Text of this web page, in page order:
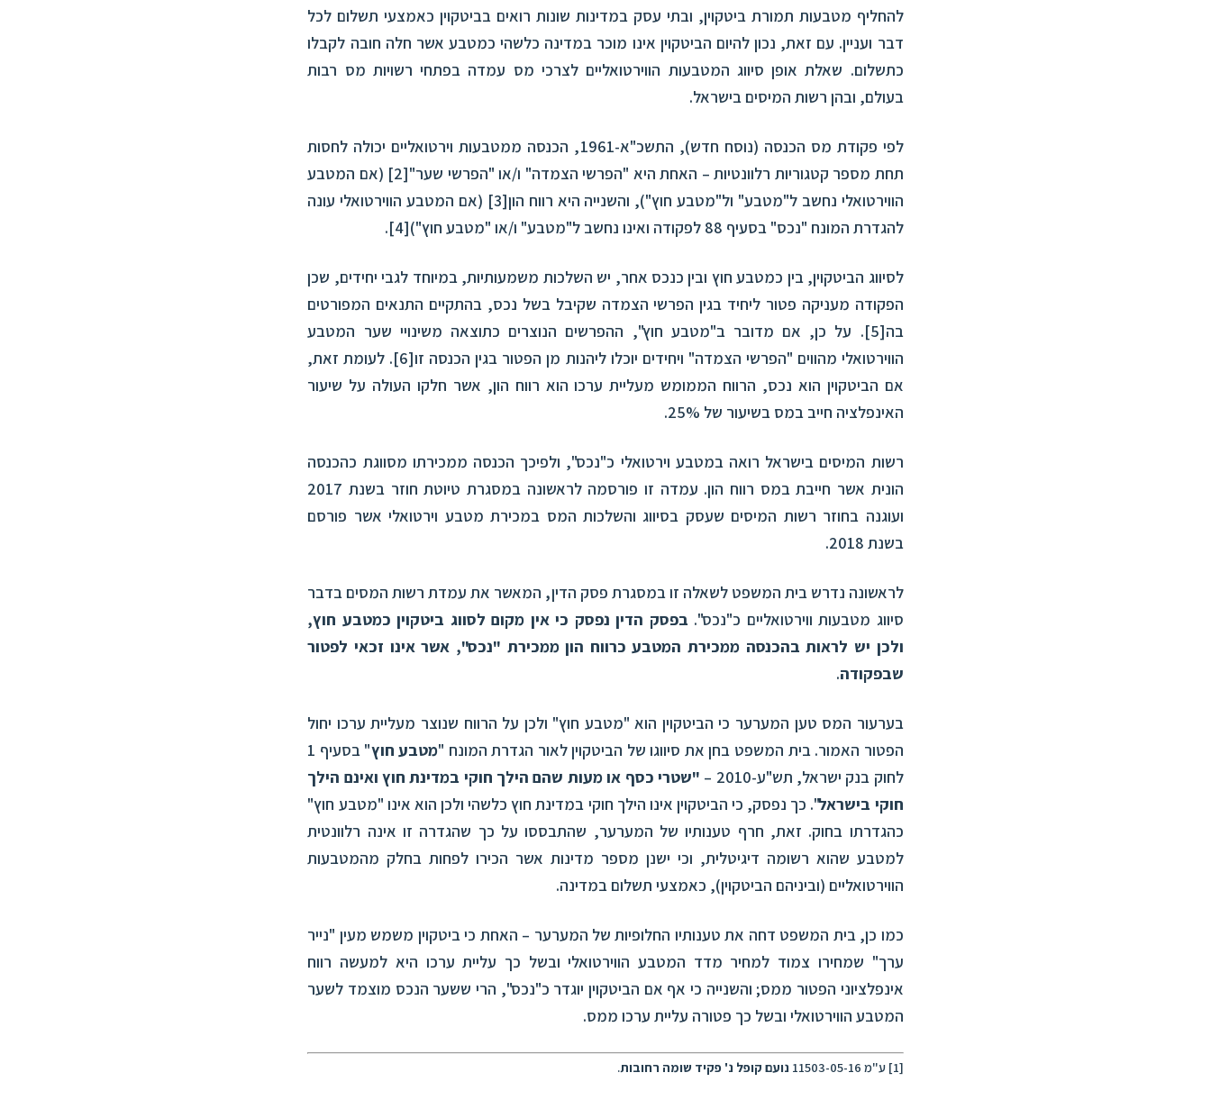
להחליף מטבעות תמורת ביטקוין, ובתי עסק במדינות שונות רואים בביטקוין כאמצעי תשלום לכל
דבר ועניין. עם זאת, נכון להיום הביטקוין אינו מוכר במדינה כלשהי כמטבע אשר חלה חובה לקבלו
כתשלום. שאלת אופן סיווג המטבעות הווירטואליים לצרכי מס עמדה בפתחי רשויות מס רבות
בעולם, ובהן רשות המיסים בישראל.
לפי פקודת מס הכנסה (נוסח חדש), התשכ"א-1961, הכנסה ממטבעות וירטואליים יכולה לחסות
תחת מספר קטגוריות רלוונטיות – האחת היא "הפרשי הצמדה" ו/או "הפרשי שער"[2]
(אם המטבע
הווירטואלי נחשב ל"מטבע" ול"מטבע חוץ"), והשנייה היא רווח הון[3]
(אם המטבע הווירטואלי עונה
להגדרת המונח "נכס" בסעיף 88 לפקודה ואינו נחשב ל"מטבע" ו/או "מטבע חוץ")
[4]
.
לסיווג הביטקוין, בין כמטבע חוץ ובין כנכס אחר, יש השלכות משמעותיות, במיוחד לגבי יחידים, שכן
הפקודה מעניקה פטור ליחיד בגין הפרשי הצמדה שקיבל בשל נכס, בהתקיים התנאים המפורטים
בה[5]
. על כן, אם מדובר ב"מטבע חוץ", ההפרשים הנוצרים כתוצאה משינויי שער המטבע
הווירטואלי מהווים "הפרשי הצמדה" ויחידים יוכלו ליהנות מן הפטור בגין הכנסה זו[6]
. לעומת זאת,
אם הביטקוין הוא נכס, הרווח הממומש מעליית ערכו הוא רווח הון, אשר חלקו העולה על שיעור
האינפלציה חייב במס בשיעור של 25%.
רשות המיסים בישראל רואה במטבע וירטואלי כ"נכס", ולפיכך הכנסה ממכירתו מסווגת כהכנסה
הונית אשר חייבת במס רווח הון. עמדה זו פורסמה לראשונה במסגרת טיוטת חוזר
בשנת 2017
ועוגנה בחוזר רשות המיסים שעסק בסיווג והשלכות המס במכירת מטבע וירטואליאשר פורסם
בשנת 2018.
לראשונה נדרש בית המשפט לשאלה זו במסגרת פסק הדין, המאשר את עמדת רשות המסים בדבר
סיווג מטבעות ווירטואליים כ"נכס". בפסק הדין נפסק כי אין מקום לסווג ביטקוין כמטבע חוץ,
ולכן יש לראות בהכנסה ממכירת המטבע כרווח הון ממכירת "נכס", אשר אינו זכאי לפטור
שבפקודה.
בערעור המס טען המערער כי הביטקוין הוא "מטבע חוץ" ולכן על הרווח שנוצר מעליית ערכו יחול
הפטור האמור. בית המשפט בחן את סיווגו של הביטקוין לאור הגדרת המונח "מטבע חוץ
" בסעיף 1
לחוק בנק ישראל, תש"ע-2010 –
"שטרי כסף או מעות שהם הילך חוקי במדינת חוץ ואינם הילך
חוקי בישראל". כך נפסק, כי הביטקוין אינו הילך חוקי במדינת חוץ כלשהי ולכן הוא אינו "מטבע חוץ"
כהגדרתו בחוק. זאת, חרף טענותיו של המערער, שהתבססו על כך שהגדרה זו אינה רלוונטית
למטבע שהוא רשומה דיגיטלית, וכי ישנן מספר מדינות אשר הכירו לפחות בחלק מהמטבעות
הווירטואליים (וביניהם הביטקוין), כאמצעי תשלום במדינה.
כמו כן, בית המשפט דחה את טענותיו החלופיות של המערער – האחת כי ביטקוין משמש מעין "נייר
ערך" שמחירו צמוד למחיר מדד המטבע הווירטואלי ובשל כך עליית ערכו היא למעשה רווח
אינפלציוני הפטור ממס; והשנייה כי אף אם הביטקוין יוגדר כ"נכס", הרי ששער הנכס מוצמד לשער
המטבע הווירטואלי ובשל כך פטורה עליית ערכו ממס.
[1] ע"מ 11503-05-16 נועם קופל נ' פקיד שומה רחובות.